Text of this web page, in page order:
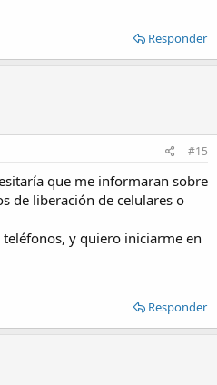
Responder
#15
que me informaran sobre
de liberación de celulares o
y quiero iniciarme en
Responder